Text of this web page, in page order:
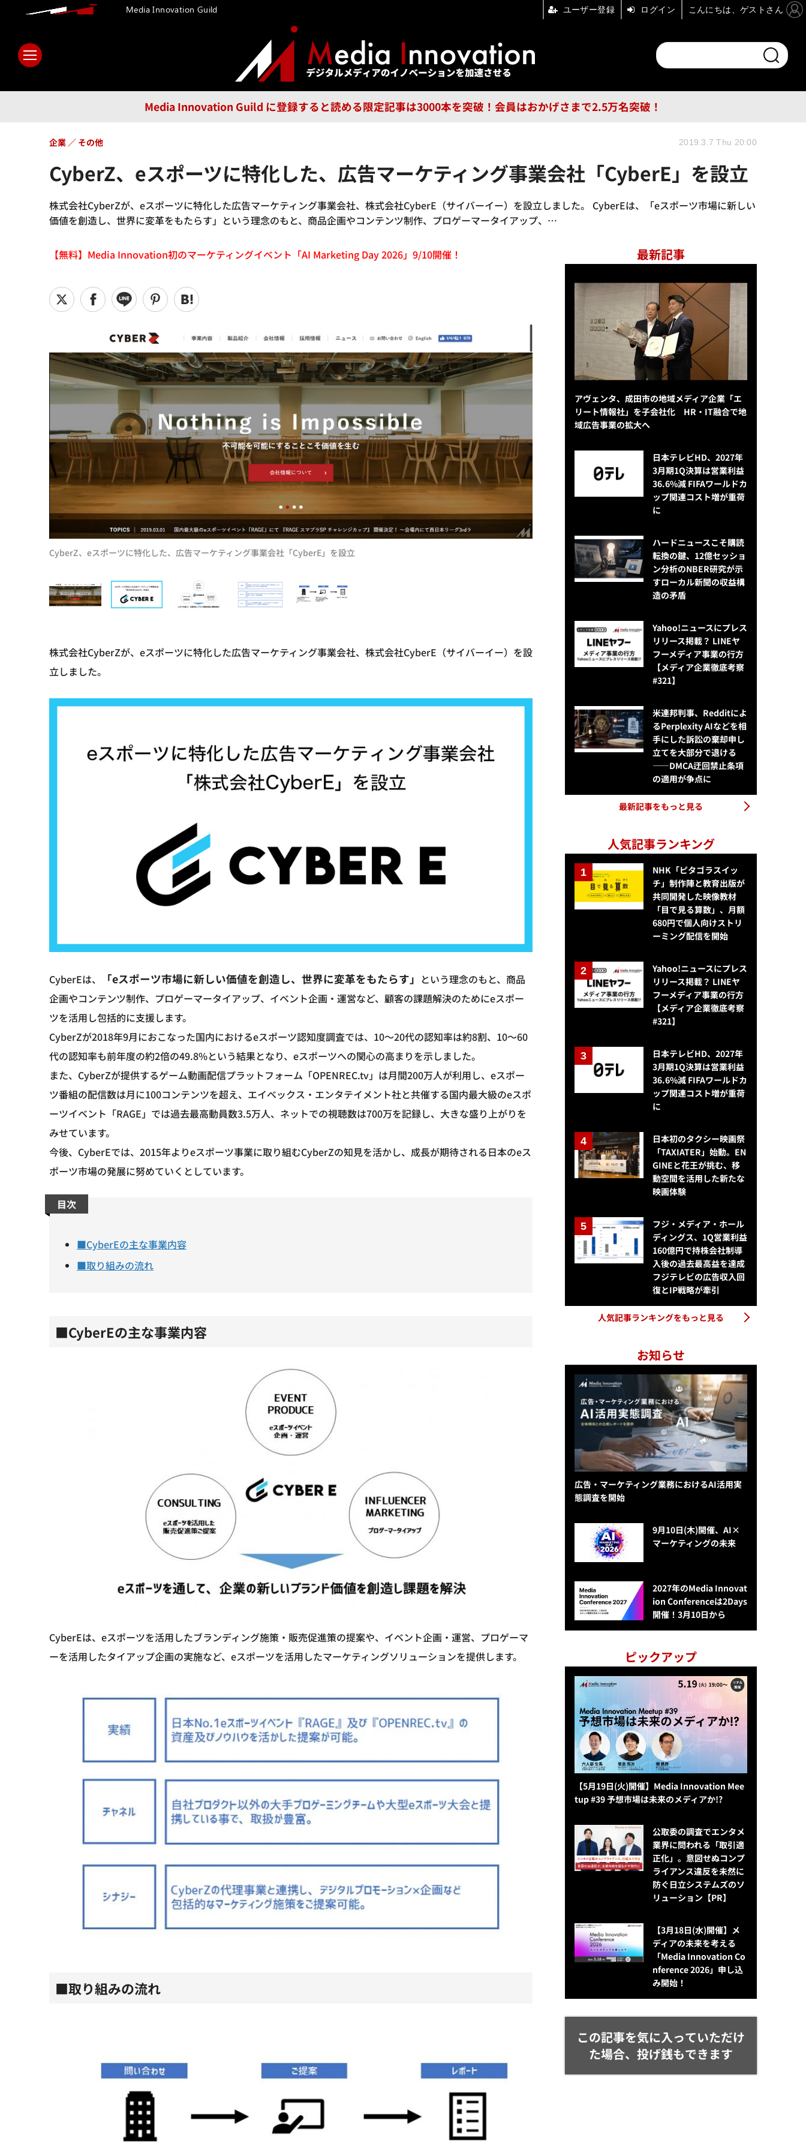
Media Innovation Guild に登録すると読める限定記事は3000本を突破！会員はおかげさまで2.5万名突破！
メディア テクノロジー 広告 企業 特集 ブランドチャンネル
フォーエム その他
CyberZ、eスポーツに特化した、広告マーケティング事業会社「CyberE」を設立
株式会社CyberZが、eスポーツに特化した広告マーケティング事業会社、株式会社CyberE（サイバーイー）を設立しました。 CyberEは、「eスポーツ市場に新しい
価値を創造し、世界に変革をもたらす」という理念のもと、商品企画やコンテンツ制作、プロゲーマータイアップ、…
企業 その他 2019.3.7 Thu 20:00
【無料】Media Innovation初のマーケティングイベント「AI Marketing Day 2026」9/10開催！
CyberZ、eスポーツに特化した、広告マーケティング事業会社「CyberE」を設立
株式会社CyberZが、eスポーツに特化した広告マーケティング事業会社、株式会社CyberE（サイバーイー）を設
立しました。
CyberEは、 「eスポーツ市場に新しい価値を創造し、世界に変革をもたらす」 という理念のもと、商品
企画やコンテンツ制作、プロゲーマータイアップ、イベント企画・運営など、顧客の課題解決のためにeスポー
ツを活用し包括的に支援します。
CyberZが2018年9月におこなった国内におけるeスポーツ認知度調査では、10～20代の認知率は約8割、10～60
代の認知率も前年度の約2倍の49.8%という結果となり、eスポーツへの関心の高まりを示しました。
また、CyberZが提供するゲーム動画配信プラットフォーム「OPENREC.tv」は月間200万人が利用し、eスポー
ツ番組の配信数は月に100コンテンツを超え、エイベックス・エンタテイメント社と共催する国内最大級のeスポ
ーツイベント「RAGE」では過去最高動員数3.5万人、ネットでの視聴数は700万を記録し、大きな盛り上がりを
みせています。
今後、CyberEでは、2015年よりeスポーツ事業に取り組むCyberZの知見を活かし、成長が期待される日本のeス
ポーツ市場の発展に努めていくとしています。
目次
■CyberEの主な事業内容
■取り組みの流れ
■CyberEの主な事業内容
CyberEは、eスポーツを活用したブランディング施策・販売促進策の提案や、イベント企画・運営、プロゲーマ
ーを活用したタイアップ企画の実施など、eスポーツを活用したマーケティングソリューションを提供します。
■取り組みの流れ
最新記事
アヴェンタ、成田市の地域メディア企業「エ
リート情報社」を子会社化 HR・IT融合で地
域広告事業の拡大へ
日本テレビHD、2027年
3月期1Q決算は営業利益
36.6%減 FIFAワールドカ
ップ関連コスト増が重荷
に
ハードニュースこそ購読
転換の鍵、12億セッショ
ン分析のNBER研究が示
すローカル新聞の収益構
造の矛盾
Yahoo!ニュースにプレス
リリース掲載？ LINEヤ
フーメディア事業の行方
【メディア企業徹底考察
#321】
米連邦判事、Redditによ
るPerplexity AIなどを相
手にした訴訟の棄却申し
立てを大部分で退ける
——DMCA迂回禁止条項
の適用が争点に
最新記事をもっと見る
人気記事ランキング
NHK「ピタゴラスイッ
チ」制作陣と教育出版が
共同開発した映像教材
「目で見る算数」、月額
680円で個人向けストリ
ーミング配信を開始
Yahoo!ニュースにプレス
リリース掲載？ LINEヤ
フーメディア事業の行方
【メディア企業徹底考察
#321】
日本テレビHD、2027年
3月期1Q決算は営業利益
36.6%減 FIFAワールドカ
ップ関連コスト増が重荷
に
日本初のタクシー映画祭
「TAXIATER」始動。EN
GINEと花王が挑む、移
動空間を活用した新たな
映画体験
フジ・メディア・ホール
ディングス、1Q営業利益
160億円で持株会社制導
入後の過去最高益を達成
フジテレビの広告収入回
復とIP戦略が牽引
人気記事ランキングをもっと見る
お知らせ
広告・マーケティング業務におけるAI活用実
態調査を開始
9月10日(木)開催、AI×
マーケティングの未来
2027年のMedia Innovat
ion Conferenceは2Days
開催！3月10日から
ピックアップ
【5月19日(火)開催】Media Innovation Mee
tup #39 予想市場は未来のメディアか!?
公​​取委の調査でエンタメ
業界に問われる「取引適
正化」。意図せぬコンプ
ライアンス違反を未然に
防ぐ日立システムズのソ
リューション​【PR】
【3月18日(水)開催】メ
ディアの未来を考える
「Media Innovation Co
nference 2026」申し込
み開始！
この記事を気に入っていただけ
た場合、投げ銭もできます
Media Innovation Guild ユーザー登録 ログイン こんにちは、ゲストさん